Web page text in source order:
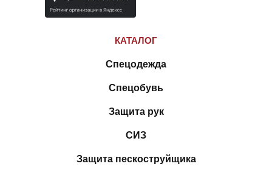
КАТАЛОГ
Спецодежда
Спецобувь
Защита рук
СИЗ
Защита пескоструйщика